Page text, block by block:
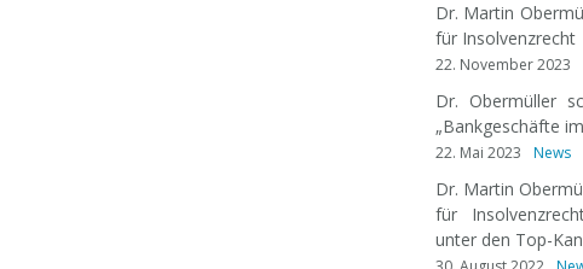
Dr. Martin
für Insolvenzrecht
22. November 2023
Dr. Obermüller
„Bankgeschäfte
22. Mai 2023 News
Dr. Martin
für
unter den Top-